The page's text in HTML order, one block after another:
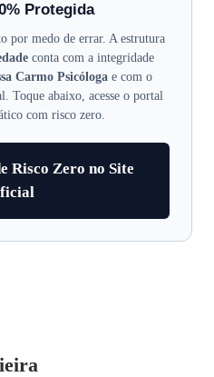
Protegida
por medo de errar. A estrutura
conta com a integridade
Carmo Psicóloga e com o
Toque abaixo, acesse o portal
com risco zero.
Risco Zero no Site